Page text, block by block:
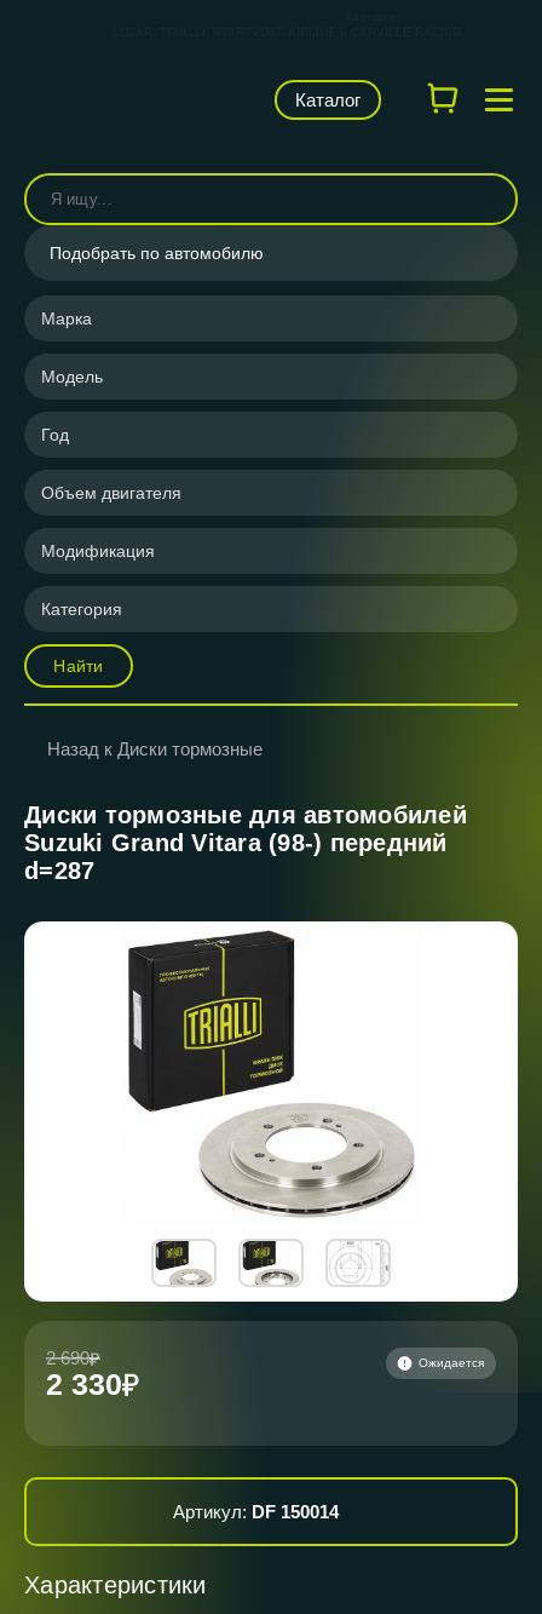
Каталог
Подобрать по автомобилю
Марка
Модель
Год
Объем двигателя
Модификация
Категория
Найти
Назад к Диски тормозные
Диски тормозные для автомобилей
Suzuki Grand Vitara (98-) передний
d=287
2 690
2 330
Ожидается
Артикул: DF 150014
Характеристики